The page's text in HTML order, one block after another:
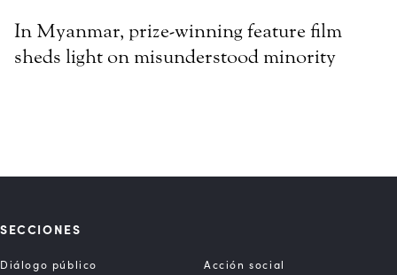
In Myanmar, prize-winning feature film
sheds light on misunderstood minority
SECCIONES
Diálogo público
Acción social